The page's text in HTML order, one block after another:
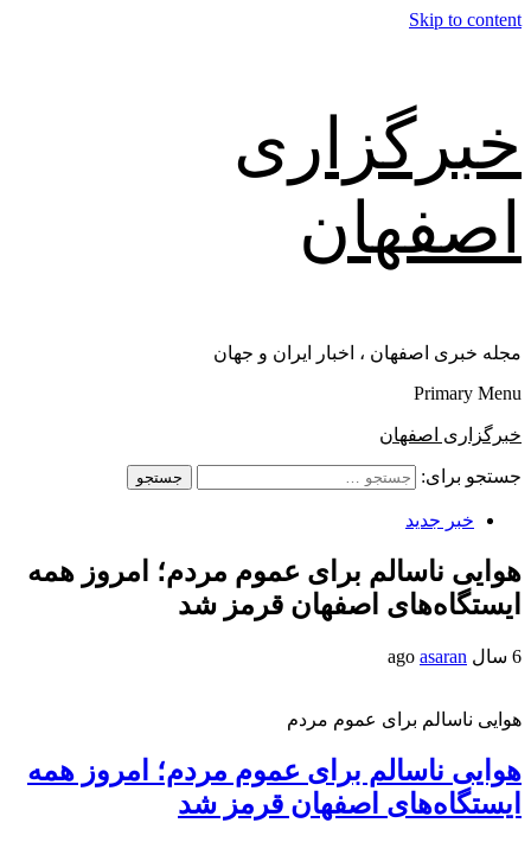
Skip to content
خبرگزاری
اصفهان
مجله خبری اصفهان ، اخبار ایران و جهان
Primary Menu
خبرگزاری اصفهان
جستجو برای:
خبر جدید
هوایی ناسالم برای عموم مردم؛ امروز همه
ایستگاه‌های اصفهان قرمز شد
6 سال ago asaran
هوایی ناسالم برای عموم مردم
هوایی ناسالم برای عموم مردم؛ امروز همه
ایستگاه‌های اصفهان قرمز شد